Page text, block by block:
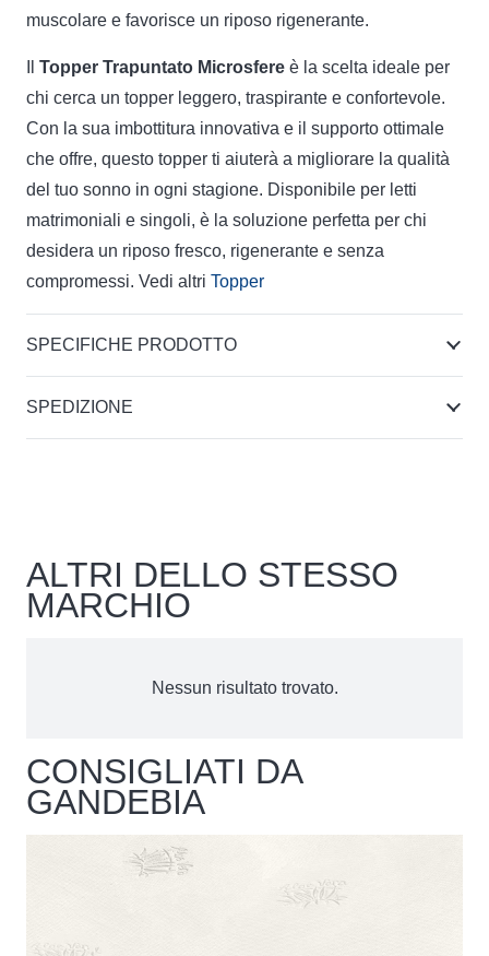
muscolare e favorisce un riposo rigenerante.
Topper Trapuntato Microsfere è la scelta ideale per
chi cerca un topper leggero, traspirante e confortevole.
Con la sua imbottitura innovativa e il supporto ottimale
che offre, questo topper ti aiuterà a migliorare la qualità
del tuo sonno in ogni stagione. Disponibile per letti
matrimoniali e singoli, è la soluzione perfetta per chi
desidera un riposo fresco, rigenerante e senza
compromessi. Vedi altri Topper
SPECIFICHE PRODOTTO
SPEDIZIONE
ALTRI DELLO STESSO
MARCHIO
Nessun risultato trovato.
CONSIGLIATI DA
GANDEBIA